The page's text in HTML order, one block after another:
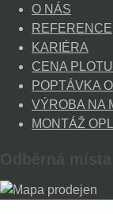
O NÁS
REFERENCE
KARIÉRA
CENA PLOTU
POPTÁVKA
VÝROBA NA
MONTÁŽ